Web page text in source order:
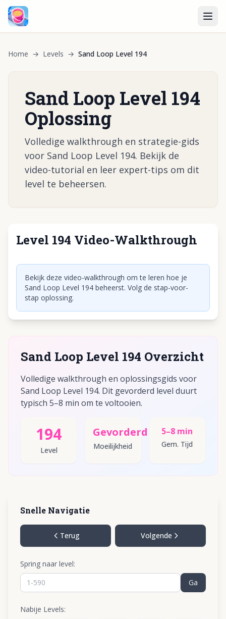
Home → Levels → Sand Loop Level 194
Sand Loop Level 194
Oplossing
Volledige walkthrough en strategie-gids
voor Sand Loop Level 194. Bekijk de
video-tutorial en leer expert-tips om dit
level te beheersen.
Level 194 Video-Walkthrough
Klik om video af te spelen
Bekijk deze video-walkthrough om te leren hoe je
Sand Loop Level 194 beheerst. Volg de stap-voor-
stap oplossing.
Sand Loop Level 194 Overzicht
Volledige walkthrough en oplossingsgids voor
Sand Loop Level 194. Dit gevorderd level duurt
typisch 5–8 min om te voltooien.
194
Level
Gevorderd
Moeilijkheid
5–8 min
Gem. Tijd
Snelle Navigatie
Terug Volgende
Spring naar level:
Ga
Nabije Levels: